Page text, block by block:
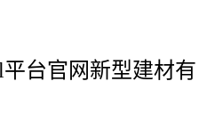
台官网新型建材有